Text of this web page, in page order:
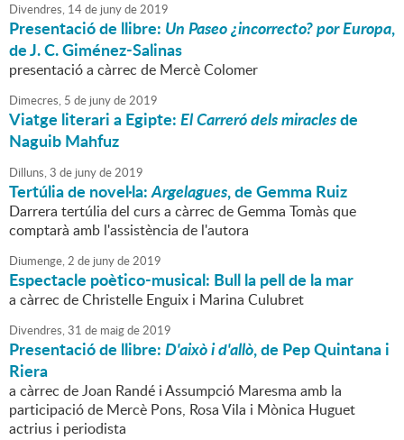
Divendres, 14de junyde2019
Presentació de llibre: Un Paseo ¿incorrecto? por Europa,
de J. C. Giménez-Salinas
presentació a càrrec de Mercè Colomer
Dimecres, 5 de junyde2019
Viatge literari a Egipte:El Carreró dels miraclesde
Naguib Mahfuz
Dilluns,3 de junyde2019
Tertúlia de novel·la:Argelagues, de Gemma Ruiz
Darrera tertúlia del curs a càrrec de Gemma Tomàs que
comptarà amb l'assistència de l'autora
Diumenge,2 de junyde2019
Espectacle poètico-musical: Bull la pell de la mar
a càrrec de Christelle Enguix i Marina Culubret
Divendres,31 de maigde2019
Presentació de llibre:D'això i d'allò, de Pep Quintana i
Riera
a càrrec de Joan Randé i Assumpció Maresma amb la
participació de Mercè Pons, Rosa Vila i Mònica Huguet
actrius i periodista